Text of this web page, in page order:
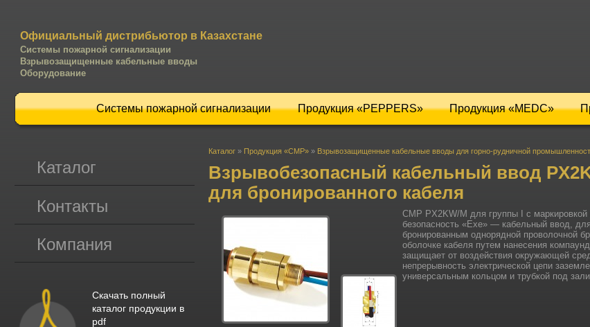
Официальный дистрибьютор в Казахстане
Системы пожарной сигнализации
Взрывозащищенные кабельные вводы
Оборудование
Системы пожарной сигнализации Продукция «PEPPERS» Продукция «MEDC»
Каталог » Продукция «CMP» » Взрывозащищенные кабельные вводы для горно-рудничной
Взрывобезопасный кабельный ввод
для бронированного кабеля
СМР PX2KW/M для группы I с
безопасность «Ехе» — кабельный ввод,
бронированным однорядной проволочной
оболочке кабеля путем нанесения
защищает от воздействия окружающей
непрерывность электрической цепи
универсальным кольцом и трубкой под
Каталог
Контакты
Компания
Скачать полный
каталог продукции в
pdf